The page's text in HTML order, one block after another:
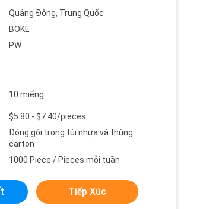
Quảng Đông, Trung Quốc
BOKE
PW
10 miếng
$5.80 - $7.40/pieces
Đóng gói trong túi nhựa và thùng
carton
1000 Piece / Pieces mỗi tuần
Tiếp Xúc